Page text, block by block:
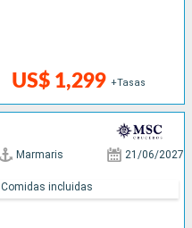
US$ 1,299 +Tasas
Marmaris 21/06/2027
Comidas incluidas